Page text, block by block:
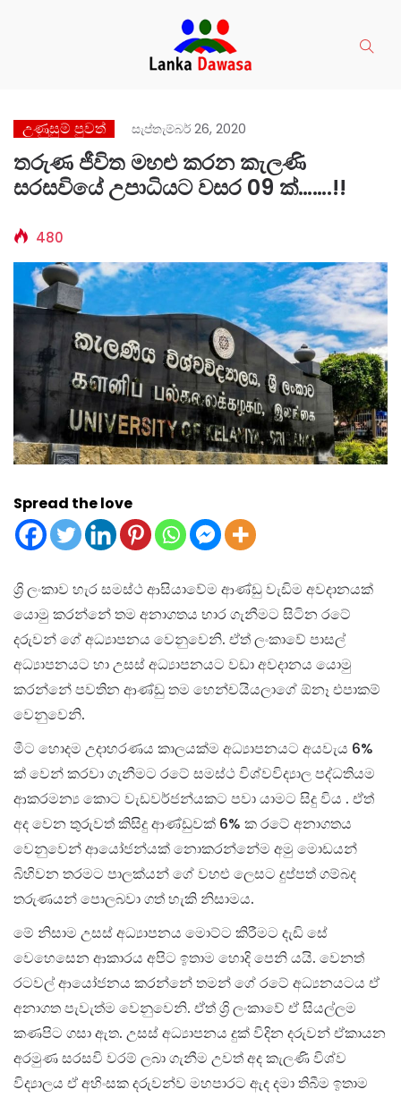
උණුසුම් පුවත් සැප්තැම්බර් 26, 2020
තරුණ ජීවිත මහළු කරන කැලණි
සරසවියේ උපාධියට වසර 09 ක්…….!!
480
Spread the love
ශ්‍රි ලංකාව හැර සමස්ථ ආසියාවේම ආණ්ඩු වැඩිම අවදානයක්
යොමු කරන්නේ තම අනාගතය භාර ගැනීමට සිටින රටේ
දරුවන් ගේ අධ්‍යාපනය වෙනුවෙනි. ඒත් ලංකාවේ පාසල්
අධ්‍යාපනයට හා උසස් අධ්‍යාපනයට වඩා අවදානය යොමු
කරන්නේ පවතින ආණ්ඩු තම හෙන්චයියලාගේ ඕනෑ එපාකම්
වෙනුවෙනි.
මීට හොදම උදාහරණය කාලයක්ම අධ්‍යාපනයට අයවැය 6%
ක් වෙන් කරවා ගැනීමට රටේ සමස්ථ විශ්වවිද්‍යාල පද්ධතියම
ආකරමන්‍ය කොට වැඩවර්ජන්යකට පවා යාමට සිදු විය . ඒත්
අද වෙන තුරුවත් කිසිදු ආණ්ඩුවක් 6% ක රටේ අනාගතය
වෙනුවෙන් ආයෝජන්යක් නොකරන්නේම අමු මොඩයන්
බිහිවන තරමට පාලක්යන් ගේ වහළු ලෙසට දුප්පත් ගම්බද
තරුණයන් පොලබවා ගත් හැකි නිසාමය.
මේ නිසාම උසස් අධ්‍යාපනය මොට්ට කිරීමට දැඩි සේ
වෙහෙසෙන ආකාරය අපිට ඉතාම හොදි පෙනි යයි. වෙනත්
රටවල් ආයෝජනය කරන්නේ තමන් ගේ රටේ අධ්‍යනයටය ඒ
අනාගත පැවැත්ම වෙනුවෙනි. ඒත් ශ්‍රි ලංකාවේ ඒ සියල්ලම
කණපිට ගසා ඇත. උසස් අධ්‍යාපනය දුක් විදින දරුවන් ඒකායන
අරමුණ සරසවි වරම් ලබා ගැනීම උවත් අද කැලණි විශ්ව
විද්‍යාලය ඒ අහිංසක දරුවන්ව මහපාරට ඇද දමා තිබීම ඉතාම